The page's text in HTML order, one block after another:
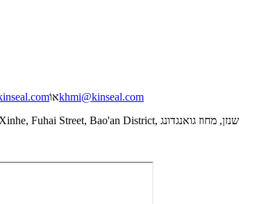
אוֹkhmi@kinseal.com
הוסף: קומה 3, מס' 16, אזור התעשייה Tongfuyu, קהילת Xinhe, Fuhai Street, Bao'an District, שנזן, מחוז גואנגדונג